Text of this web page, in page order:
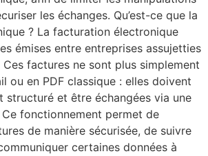
les échanges. Qu’est-ce que la
? La facturation électronique
émises entre entreprises assujetties
Ces factures ne sont plus simplement
ou en PDF classique : elles doivent
structuré et être échangées via une
fonctionnement permet de
de manière sécurisée, de suivre
certaines données à